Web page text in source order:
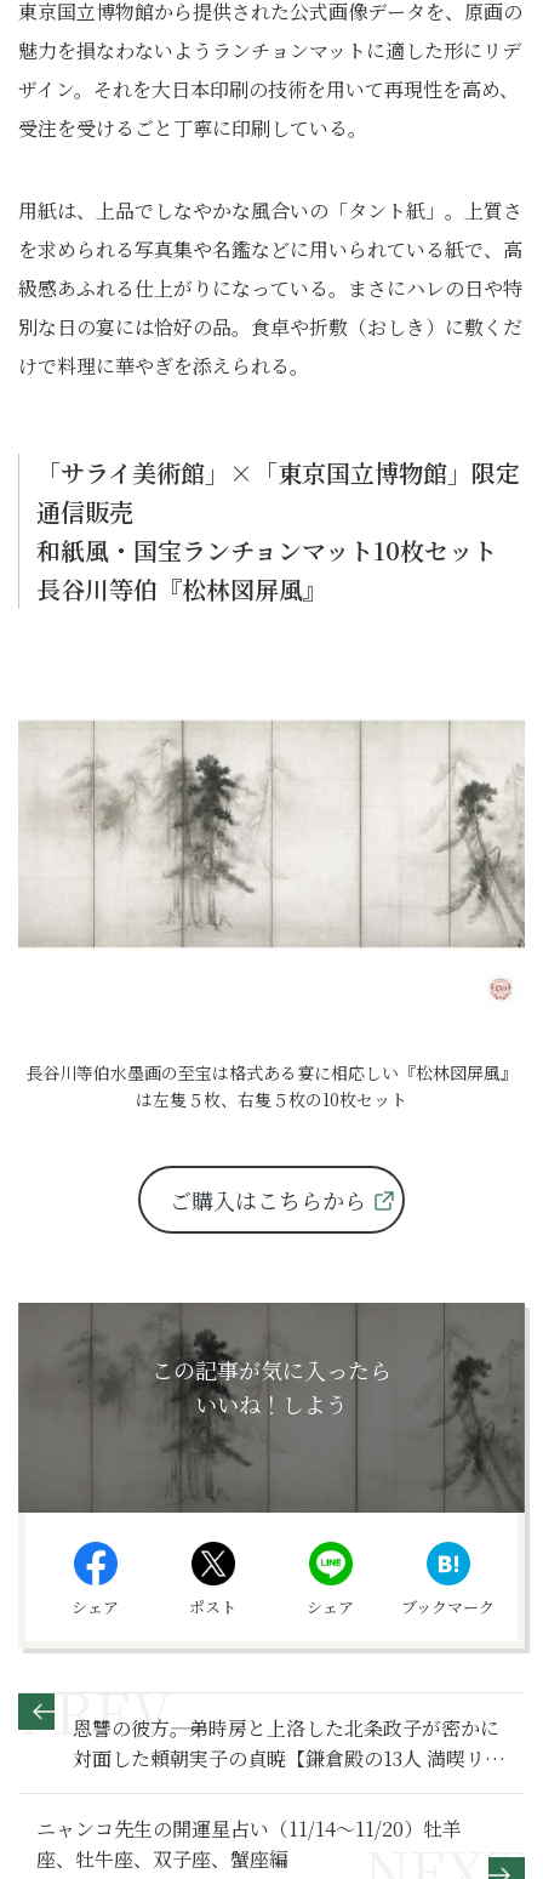
東京国立博物館から提供された公式画像データを、原画の
魅力を損なわないようランチョンマットに適した形にリデ
ザイン。それを大日本印刷の技術を用いて再現性を高め、
受注を受けるごと丁寧に印刷している。
用紙は、上品でしなやかな風合いの「タント紙」。上質さ
を求められる写真集や名鑑などに用いられている紙で、高
級感あふれる仕上がりになっている。まさにハレの日や特
別な日の宴には恰好の品。食卓や折敷（おしき）に敷くだ
けで料理に華やぎを添えられる。
「サライ美術館」×「東京国立博物館」限定
通信販売
和紙風・国宝ランチョンマット10枚セット
長谷川等伯『松林図屏風』
長谷川等伯水墨画の至宝は格式ある宴に相応しい『松林図屏風』
は左隻５枚、右隻５枚の10枚セット
ご購入はこちらから
この記事が気に入ったら
いいね！しよう
シェア ポスト シェア ブックマーク
恩讐の彼方――。弟時房と上洛した北条政子が密かに
対面した頼朝実子の貞暁【鎌倉殿の13人 満喫リポ
ート】貞暁編
ニャンコ先生の開運星占い（11/14～11/20）牡羊
座、牡牛座、双子座、蟹座編